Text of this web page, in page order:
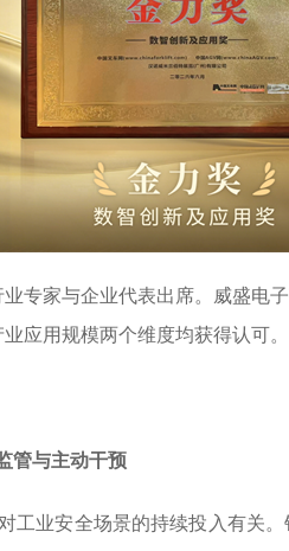
专家与企业代表出席。威盛电
应用规模两个维度均获得认可。
管与主动干预
工业安全场景的持续投入有关